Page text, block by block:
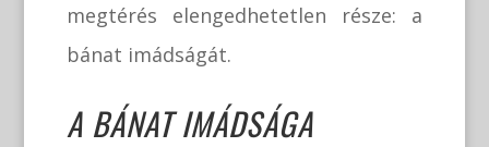
megtérés elengedhetetlen része: a
bánat imádságát.
A BÁNAT IMÁDSÁGA